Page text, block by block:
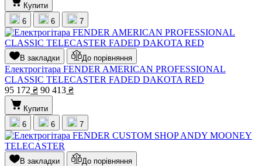
Купити
6
6 7
В закладки До порівняння
Електрогітара FENDER AMERICAN PROFESSIONAL
CLASSIC TELECASTER FADED DAKOTA RED
95 172 ₴ 90 413 ₴
Купити
6
6 7
В закладки До порівняння